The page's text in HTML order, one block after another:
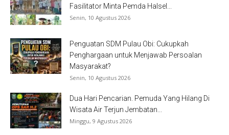
Fasilitator Minta Pemda Halsel...
Senin, 10 Agustus 2026
Penguatan SDM Pulau Obi: Cukupkah
Penghargaan untuk Menjawab Persoalan
Masyarakat?
Senin, 10 Agustus 2026
Dua Hari Pencarian. Pemuda Yang Hilang Di
Wisata Air Terjun Jembatan...
Minggu, 9 Agustus 2026